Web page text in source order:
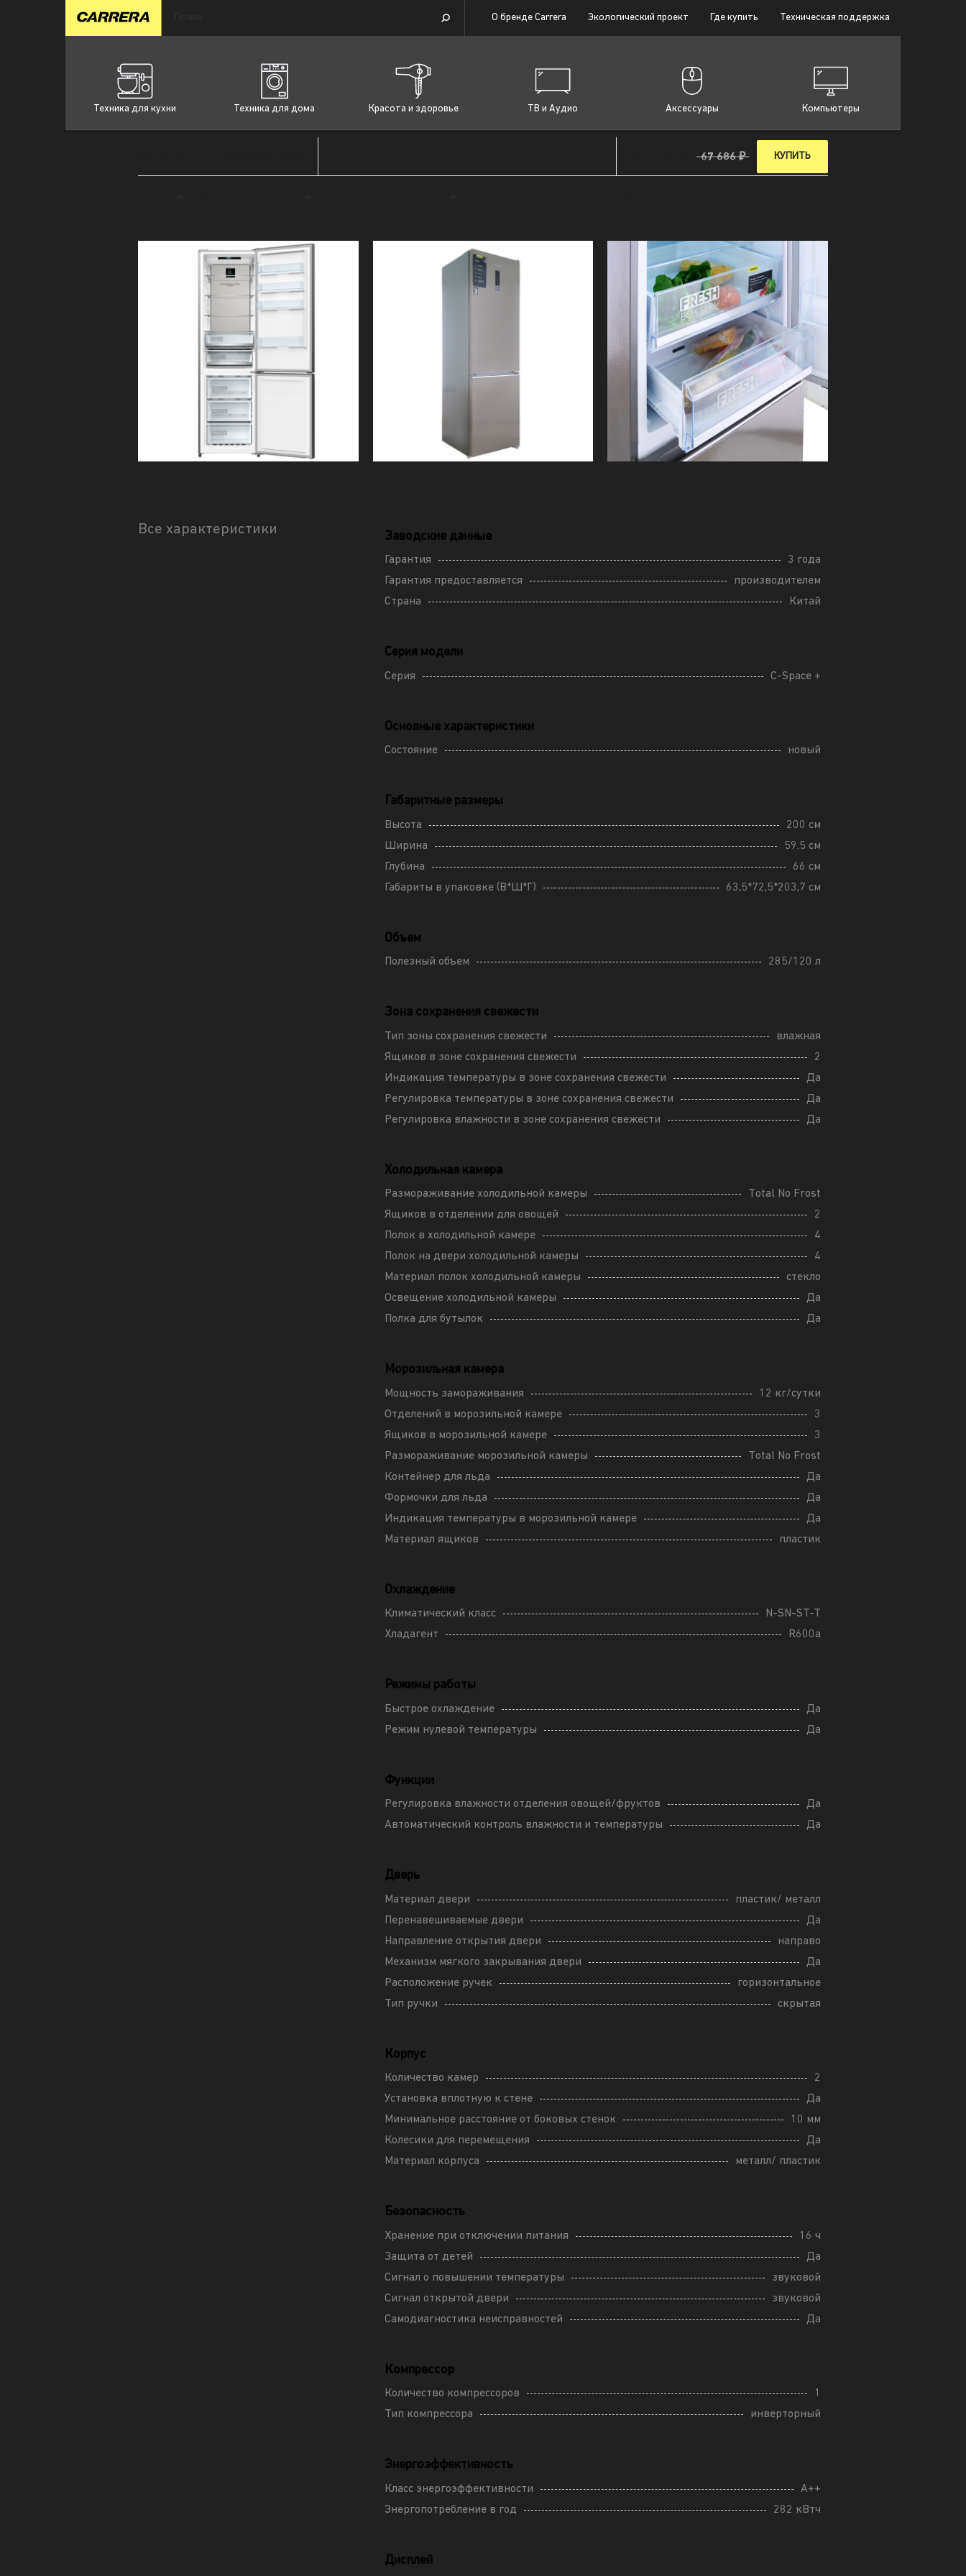
О бренде Carrera Экологический проект Где купить Техническая поддержка
Техника для кухни Техника для дома Красота и здоровье ТВ и Аудио Аксессуары Компьютеры
67 686 ₽ КУПИТЬ
Все характеристики Заводские данные
Гарантия
3 года
Гарантия предоставляется
производителем
Страна
Китай
Серия модели
Серия C-Space +
Основные характеристики
Состояние новый
Габаритные размеры
Высота
200 см
Ширина
59.5 см
Глубина
66 см
Габариты в упаковке (В*Ш*Г)
63,5*72,5*203,7 см
Объем
Полезный объем 285/120 л
Зона сохранения свежести
Тип зоны сохранения свежести
влажная
Ящиков в зоне сохранения свежести
2
Индикация температуры в зоне сохранения свежести
Да
Регулировка температуры в зоне сохранения свежести
Да
Регулировка влажности в зоне сохранения свежести
Да
Холодильная камера
Размораживание холодильной камеры
Total No Frost
Ящиков в отделении для овощей
2
Полок в холодильной камере
4
Полок на двери холодильной камеры
4
Материал полок холодильной камеры
стекло
Освещение холодильной камеры
Да
Полка для бутылок
Да
Морозильная камера
Мощность замораживания
12 кг/сутки
Отделений в морозильной камере
3
Ящиков в морозильной камере
3
Размораживание морозильной камеры
Total No Frost
Контейнер для льда
Да
Формочки для льда
Да
Индикация температуры в морозильной камере
Да
Материал ящиков
пластик
Охлаждение
Климатический класс
N-SN-ST-T
Хладагент
R600a
Режимы работы
Быстрое охлаждение
Да
Режим нулевой температуры
Да
Функции
Регулировка влажности отделения овощей/фруктов
Да
Автоматический контроль влажности и температуры
Да
Дверь
Материал двери
пластик/ металл
Перенавешиваемые двери
Да
Направление открытия двери
направо
Механизм мягкого закрывания двери
Да
Расположение ручек
горизонтальное
Тип ручки
скрытая
Корпус
Количество камер
2
Установка вплотную к стене
Да
Минимальное расстояние от боковых стенок
10 мм
Колесики для перемещения
Да
Материал корпуса
металл/ пластик
Безопасность
Хранение при отключении питания
16 ч
Защита от детей
Да
Сигнал о повышении температуры
звуковой
Сигнал открытой двери
звуковой
Самодиагностика неисправностей
Да
Компрессор
Количество компрессоров
1
Тип компрессора
инверторный
Энергоэффективность
Класс энергоэффективности
A++
Энергопотребление в год
282 кВтч
Дисплей